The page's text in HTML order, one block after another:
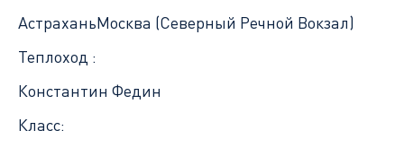
АстраханьМосква (Северный Речной Вокзал)
Теплоход :
Константин Федин
Класс: